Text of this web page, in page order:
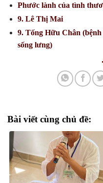
Phước lành của tình
9. Lê Thị Mai
9. Tống Hữu Chân
sống lưng)
Bài viết cùng chủ đề: